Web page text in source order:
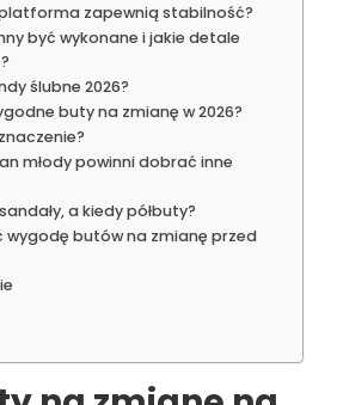
zapewnią stabilność?
być wykonane i jakie detale
ślubne 2026?
buty na zmianę w 2026?
młody powinni dobrać inne
a kiedy półbuty?
butów na zmianę przed